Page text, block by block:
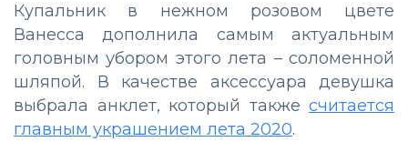
Купальник в нежном розовом цвете
Ванесса дополнила самым актуальным
головным убором этого лета – соломенной
шляпой. В качестве аксессуара девушка
выбрала анклет, который также считается
главным украшением лета 2020.